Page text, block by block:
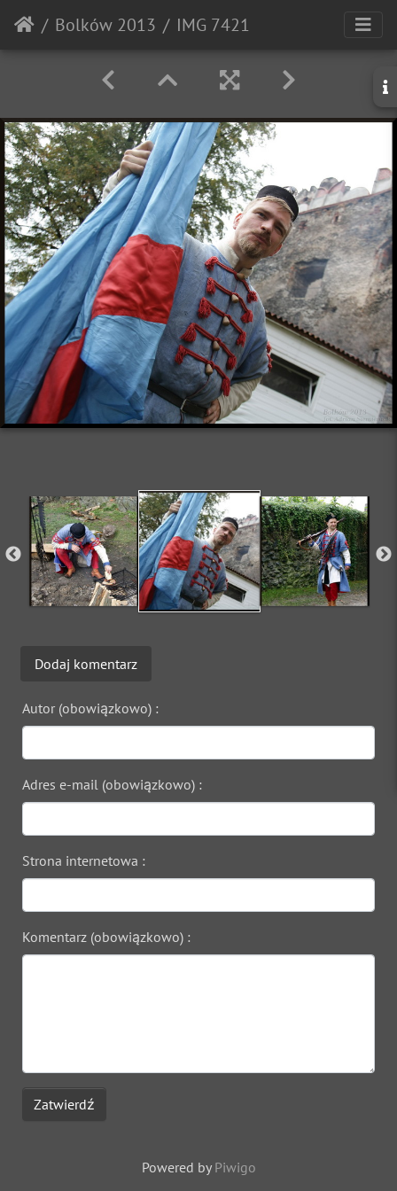
Bolków 2013 IMG 7421
Dodaj komentarz
Autor (obowiązkowo) :
Adres e-mail (obowiązkowo) :
Strona internetowa :
Komentarz (obowiązkowo) :
Zatwierdź
Powered by Piwigo